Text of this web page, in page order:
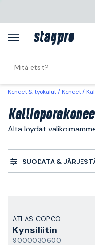
Koneet & työkalut Koneet
Alta löydät
SUODATA &
ATLAS COPCO
Kynsiliitin
9000030600